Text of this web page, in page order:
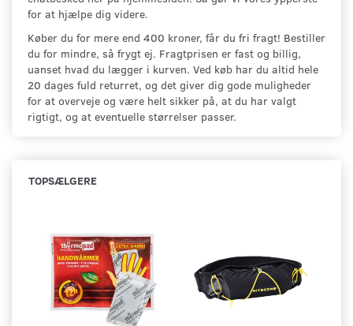
for at hjælpe dig videre.
Køber du for mere end 400 kroner, får du fri fragt! Bestiller
du for mindre, så frygt ej. Fragtprisen er fast og billig,
uanset hvad du lægger i kurven. Ved køb har du altid hele
20 dages fuld returret, og det giver dig gode muligheder
for at overveje og være helt sikker på, at du har valgt
rigtigt, og at eventuelle størrelser passer.
TOPSÆLGERE